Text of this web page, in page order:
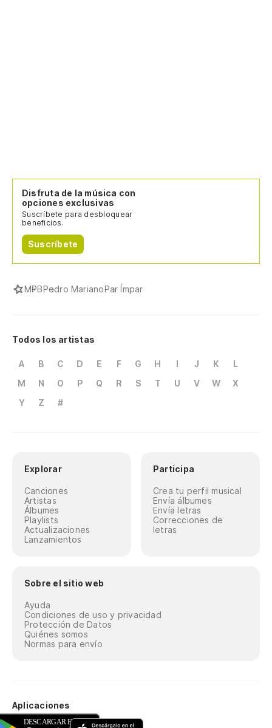
Disfruta de la música con
opciones exclusivas
Suscríbete para desbloquear
beneficios.
Suscríbete
MPBPedro MarianoPar Ímpar
Todos los artistas
A B C D E F G H I J K
L
M
N O P Q R S T U V W
X
Y
Z #
Explorar
Canciones
Artistas
Álbumes
Playlists
Actualizaciones
Lanzamientos
Participa
Crea tu perfil musical
Envía álbumes
Envía letras
Correcciones de
letras
Sobre el sitio web
Ayuda
Condiciones de uso y privacidad
Protección de Datos
Quiénes somos
Normas para envío
Aplicaciones